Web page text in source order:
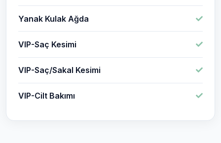
Yanak Kulak Ağda
VIP-Saç Kesimi
VIP-Saç/Sakal Kesimi
VIP-Cilt Bakımı